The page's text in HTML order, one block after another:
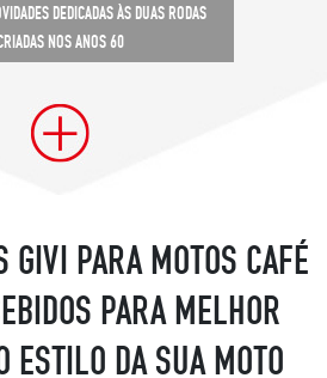
DEDICADAS ÀS DUAS RODAS
NOS ANOS 60
GIVI PARA MOTOS CAFÉ
PARA MELHOR
ESTILO DA SUA MOTO